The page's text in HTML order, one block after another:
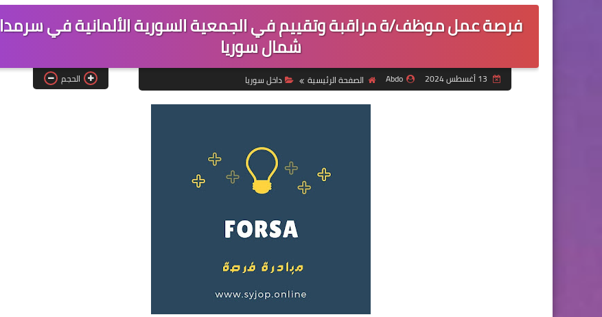
فرصة عمل موظف/ة مراقبة وتقييم في الجمعية السورية الألمانية في سرمدا
شمال سوريا
Abdo الصفحة الرئيسية داخل سوريا الحجم